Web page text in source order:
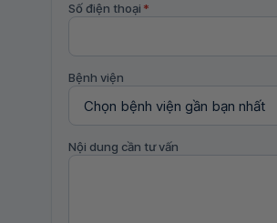
Số điện thoại *
Bệnh viện
Nội dung cần tư vấn